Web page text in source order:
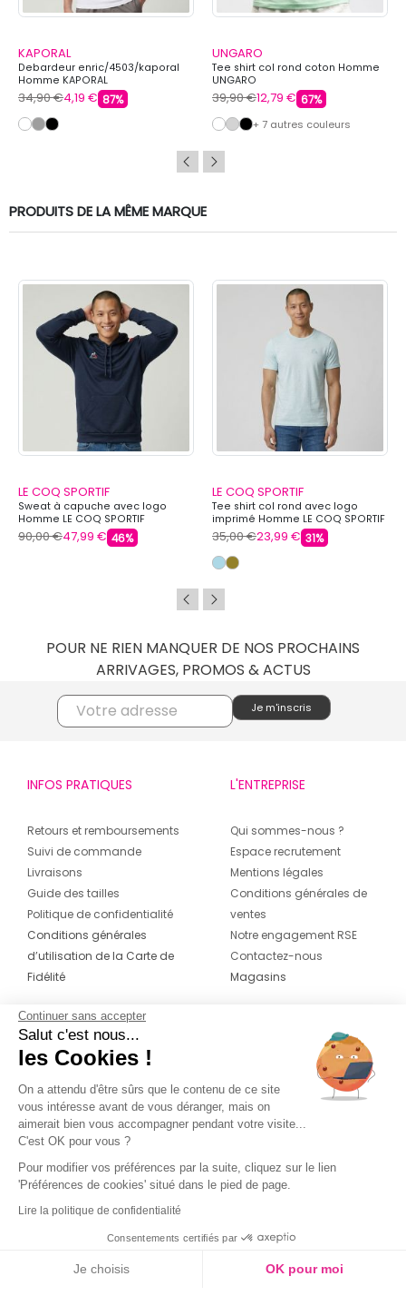
KAPORAL
Debardeur enric/4503/kaporal
Homme KAPORAL
34,90 €4,19 € 87%
UNGARO
Tee shirt col rond coton Homme
UNGARO
39,90 €12,79 € 67%
+ 7 autres couleurs
PRODUITS DE LA MÊME MARQUE
LE COQ SPORTIF
Sweat à capuche avec logo
Homme LE COQ SPORTIF
90,00 €47,99 € 46%
LE COQ SPORTIF
Tee shirt col rond avec logo
imprimé Homme LE COQ SPORTIF
35,00 €23,99 € 31%
POUR NE RIEN MANQUER DE NOS PROCHAINS
ARRIVAGES, PROMOS & ACTUS
INFOS PRATIQUES
Retours et remboursements
Suivi de commande
Livraisons
Guide des tailles
Politique de confidentialité
Conditions générales
d’utilisation de la Carte de
Fidélité
L'ENTREPRISE
Qui sommes-nous ?
Espace recrutement
Mentions légales
Conditions générales de
ventes
Notre engagement RSE
Contactez-nous
Magasins
CONTACT
04 42 20 78 42
Du lundi au jeudi de 8h30 à 16h30 & le
vendredi de 8h30 à 15h30
Continuer sans accepter
Salut c'est nous...
les Cookies !
On a attendu d'être sûrs que le contenu de ce site
vous intéresse avant de vous déranger, mais on
aimerait bien vous accompagner pendant votre visite...
C'est OK pour vous ?
Pour modifier vos préférences par la suite, cliquez sur le lien
'Préférences de cookies' situé dans le pied de page.
Lire la politique de confidentialité
Consentements certifiés par
Je choisis OK pour moi